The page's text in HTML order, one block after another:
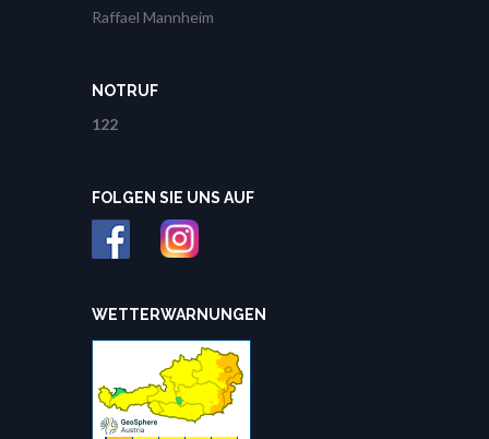
Raffael Mannheim
NOTRUF
122
FOLGEN SIE UNS AUF
WETTERWARNUNGEN